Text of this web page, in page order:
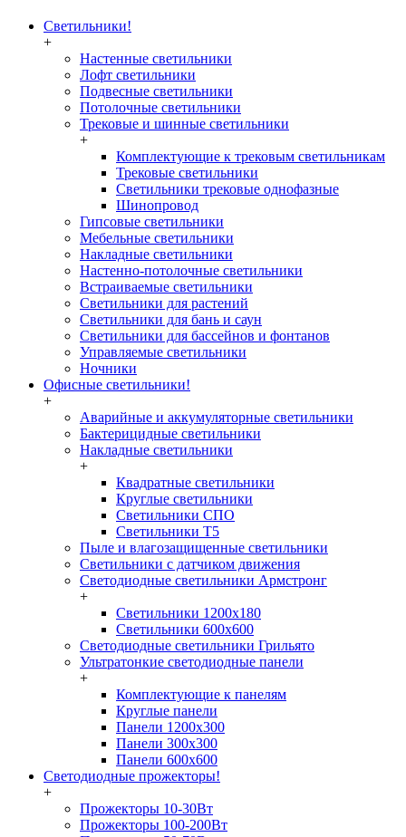
Светильники!
+
Настенные светильники
Лофт светильники
Подвесные светильники
Потолочные светильники
Трековые и шинные светильники
+
Комплектующие к трековым светильникам
Трековые светильники
Светильники трековые однофазные
Шинопровод
Гипсовые светильники
Мебельные светильники
Накладные светильники
Настенно-потолочные светильники
Встраиваемые светильники
Светильники для растений
Светильники для бань и саун
Светильники для бассейнов и фонтанов
Управляемые светильники
Ночники
Офисные светильники!
+
Аварийные и аккумуляторные светильники
Бактерицидные светильники
Накладные светильники
+
Квадратные светильники
Круглые светильники
Светильники СПО
Светильники Т5
Пыле и влагозащищенные светильники
Светильники с датчиком движения
Светодиодные светильники Армстронг
+
Светильники 1200х180
Светильники 600х600
Светодиодные светильники Грильято
Ультратонкие светодиодные панели
+
Комплектующие к панелям
Круглые панели
Панели 1200х300
Панели 300х300
Панели 600х600
Светодиодные прожекторы!
+
Прожекторы 10-30Вт
Прожекторы 100-200Вт